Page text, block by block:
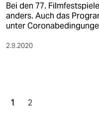
Bei den 77.
anders. Auch das
unter
2.9.2020
1 2